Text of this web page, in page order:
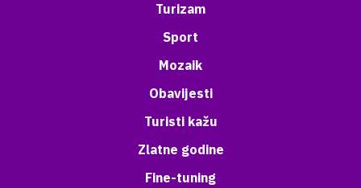
Turizam
Sport
Mozaik
Obavijesti
Turisti kažu
Zlatne godine
Fine-tuning